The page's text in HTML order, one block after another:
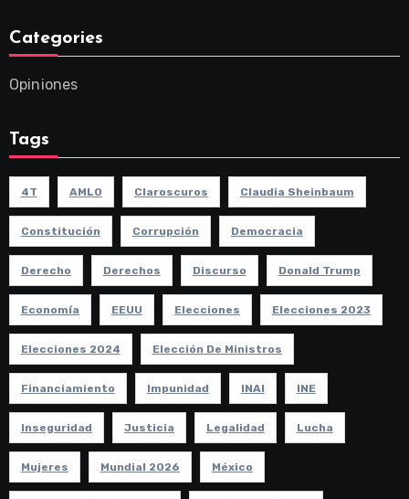
Categories
Opiniones
Tags
4T AMLO Claroscuros Claudia Sheinbaum
Constitución Corrupción Democracia
Derecho Derechos Discurso Donald Trump
Economía EEUU Elecciones Elecciones 2023
Elecciones 2024 Elección De Ministros
Financiamiento Impunidad INAI INE
Inseguridad Justicia Legalidad Lucha
Mujeres Mundial 2026 México